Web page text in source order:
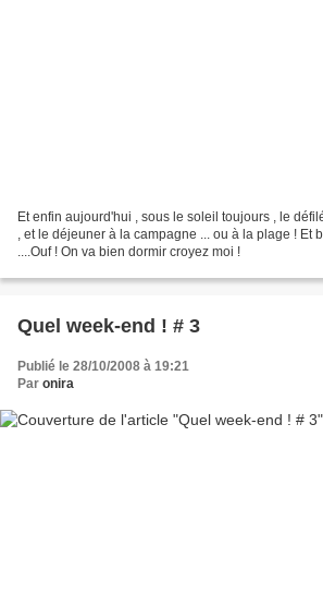
Et enfin aujourd'hui , sous le soleil toujours , le
, et le déjeuner à la campagne ... ou à la plage ! Et
....Ouf ! On va bien dormir croyez moi !
Quel week-end ! # 3
Publié le 28/10/2008 à 19:21
Par onira